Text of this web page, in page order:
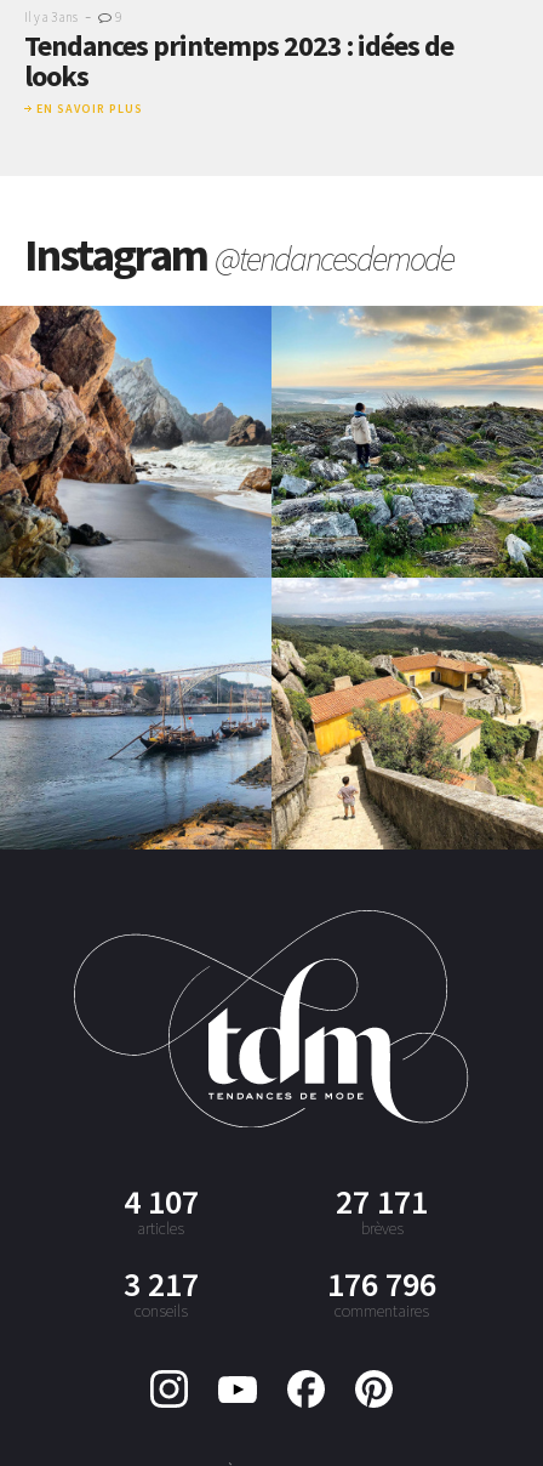
Il y a 3 ans - 9
Tendances printemps 2023 : idées de
looks
EN SAVOIR PLUS
Instagram@tendancesdemode
4 107
articles
27 171
brèves
3 217
conseils
176 796
commentaires